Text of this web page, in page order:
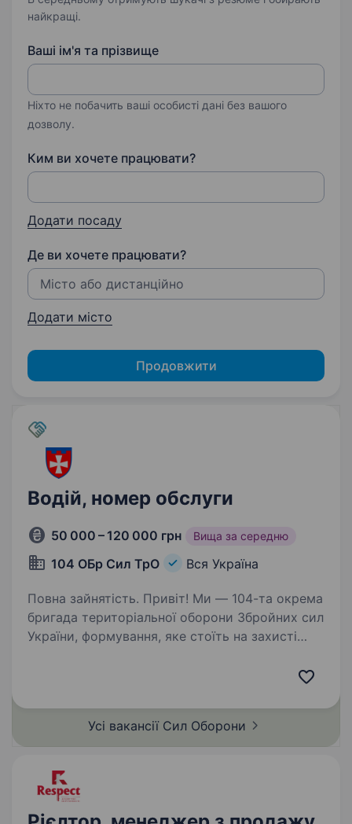
найкращі.
Ваші ім'я та прізвище
Ніхто не побачить ваші особисті дані без вашого
дозволу.
Ким ви хочете працювати?
Додати посаду
Де ви хочете працювати?
Додати місто
Продовжити
Водій, номер обслуги
50 000 – 120 000 грн Вища за середню
104 ОБр Сил ТрО Вся Україна
Повна зайнятість. Привіт! Ми — 104-та окрема
бригада територіальної оборони Збройних сил
України, формування, яке стоїть на захисті
Усі вакансії Сил Оборони